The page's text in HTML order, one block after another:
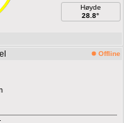
Høyde
28.8°
Offline